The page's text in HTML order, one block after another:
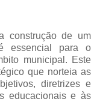
construção de um
essencial para o
municipal. Este
que norteia as
diretrizes e
educacionais e às